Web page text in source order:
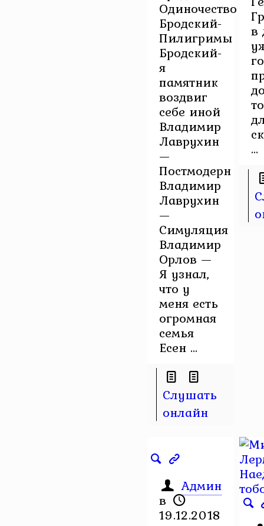
Одиночество
Бродский-
Пилигримы
Бродский-
я
памятник
воздвиг
себе иной
Владимир
Лаврухин
—
Постмодерн
Владимир
Лаврухин
—
Симуляция
Владимир
Орлов —
Я узнал,
что у
меня есть
огромная
семья
Есен ...
Слушать
онлайн
в
...
Админ
в
19.12.2018